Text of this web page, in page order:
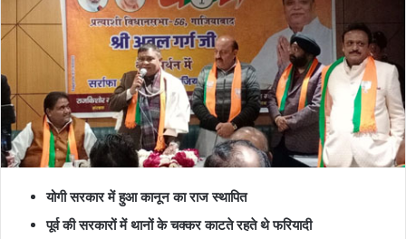
योगी सरकार में हुआ कानून का राज स्थापित
पूर्व की सरकारों में थानों के चक्कर काटते रहते थे फरियादी